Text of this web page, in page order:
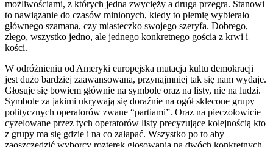
możliwościami, z których jedna zwycięży a druga przegra. Stanowi
to nawiązanie do czasów minionych, kiedy to plemię wybierało
głównego szamana, czy miasteczko swojego szeryfa. Dobrego,
złego, wszystko jedno, ale jednego konkretnego gościa z krwi i
kości.
W odróżnieniu od Ameryki europejska mutacja kultu demokracji
jest dużo bardziej zaawansowana, przynajmniej tak się nam wydaje.
Głosuje się bowiem głównie na symbole oraz na listy, nie na ludzi.
Symbole za jakimi ukrywają się doraźnie na ogół sklecone grupy
politycznych operatorów zwane “partiami”. Oraz na pieczołowicie
cyzelowane przez tych operatorów listy precyzujące kolejnością kto
z grupy ma się gdzie i na co załapać. Wszystko po to aby
zaoszczędzić wyborcy rozterek głosowania na dwóch konkretnych